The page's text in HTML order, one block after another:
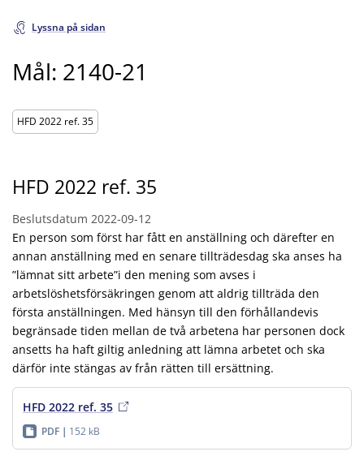
Lyssna på sidan
Mål: 2140-21
HFD 2022 ref. 35
HFD 2022 ref. 35
Beslutsdatum 2022-09-12
En person som först har fått en anställning och därefter en
annan anställning med en senare tillträdesdag ska anses ha
”lämnat sitt arbete”i den mening som avses i
arbetslöshetsförsäkringen genom att aldrig tillträda den
första anställningen. Med hänsyn till den förhållandevis
begränsade tiden mellan de två arbetena har personen dock
ansetts ha haft giltig anledning att lämna arbetet och ska
därför inte stängas av från rätten till ersättning.
HFD 2022 ref. 35
PDF 152 kB